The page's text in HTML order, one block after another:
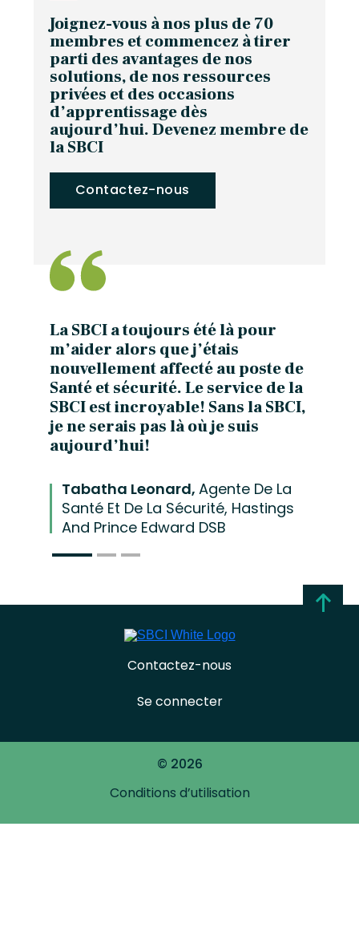
Joignez-vous à nos plus de 70
membres et commencez à tirer
parti des avantages de nos
solutions, de nos ressources
privées et des occasions
d’apprentissage dès
aujourd’hui. Devenez membre de
la SBCI
Contactez-nous
La SBCI a toujours été là pour
m’aider alors que j’étais
nouvellement affecté au poste de
Santé et sécurité. Le service de la
SBCI est incroyable! Sans la SBCI,
je ne serais pas là où je suis
aujourd’hui!
Tabatha Leonard, Agente De La
Santé Et De La Sécurité, Hastings
And Prince Edward DSB
Agent De Gestion De
L’incapacité, Lakehead Public
Directrice De
Contactez-nous
Se connecter
© 2026
Conditions d’utilisation